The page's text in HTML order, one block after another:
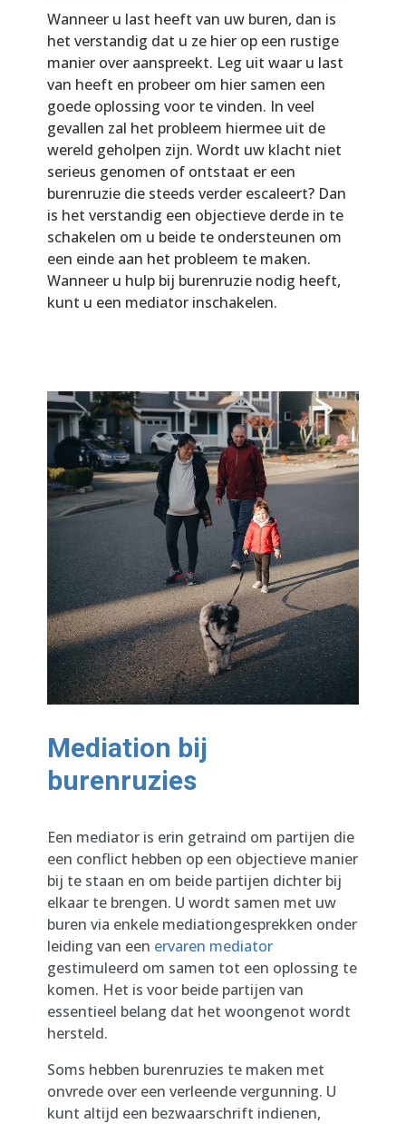
Wanneer u last heeft van uw buren, dan is
het verstandig dat u ze hier op een rustige
manier over aanspreekt. Leg uit waar u last
van heeft en probeer om hier samen een
goede oplossing voor te vinden. In veel
gevallen zal het probleem hiermee uit de
wereld geholpen zijn. Wordt uw klacht niet
serieus genomen of ontstaat er een
burenruzie die steeds verder escaleert? Dan
is het verstandig een objectieve derde in te
schakelen om u beide te ondersteunen om
een einde aan het probleem te maken.
Wanneer u hulp bij burenruzie nodig heeft,
kunt u een mediator inschakelen.
Mediation bij
burenruzies
Een mediator is erin getraind om partijen die
een conflict hebben op een objectieve manier
bij te staan en om beide partijen dichter bij
elkaar te brengen. U wordt samen met uw
buren via enkele mediationgesprekken onder
leiding van een ervaren mediator
gestimuleerd om samen tot een oplossing te
komen. Het is voor beide partijen van
essentieel belang dat het woongenot wordt
hersteld.
Soms hebben burenruzies te maken met
onvrede over een verleende vergunning. U
kunt altijd een bezwaarschrift indienen,